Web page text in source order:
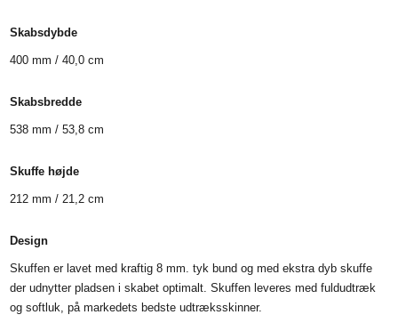
Skabsdybde
400 mm / 40,0 cm
Skabsbredde
538 mm / 53,8 cm
Skuffe højde
212 mm / 21,2 cm
Design
Skuffen er lavet med kraftig 8 mm. tyk bund og med ekstra dyb skuffe
der udnytter pladsen i skabet optimalt. Skuffen leveres med fuldudtræk
og softluk, på markedets bedste udtræksskinner.